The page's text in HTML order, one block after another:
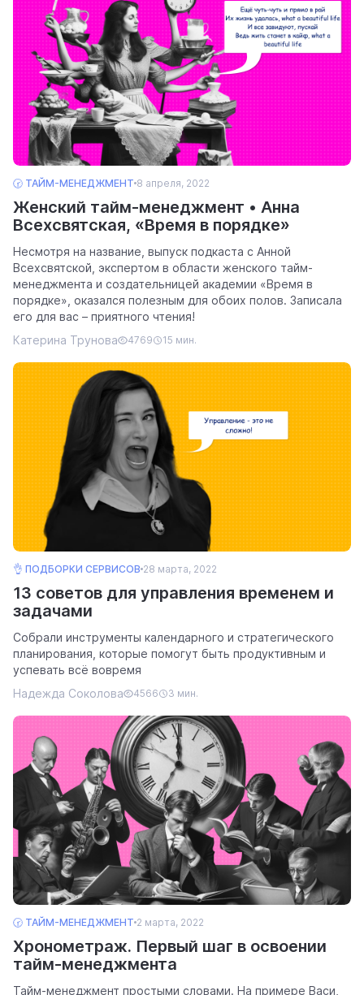
🕝 ТАЙМ-МЕНЕДЖМЕНТ 8 апреля, 2022
Женский тайм-менеджмент • Анна
Всехсвятская, «Время в порядке»
Несмотря на название, выпуск подкаста с Анной
Всехсвятской, экспертом в области женского тайм-
менеджмента и создательницей академии «Время в
порядке», оказался полезным для обоих полов. Записала
его для вас – приятного чтения!
Катерина Трунова
4769 15 мин.
👌 ПОДБОРКИ СЕРВИСОВ 28 марта, 2022
13 советов для управления временем и
задачами
Собрали инструменты календарного и стратегического
планирования, которые помогут быть продуктивным и
успевать всё вовремя
Надежда Соколова
4566 3 мин.
🕝 ТАЙМ-МЕНЕДЖМЕНТ 2 марта, 2022
Хронометраж. Первый шаг в освоении
тайм-менеджмента
Тайм-менеджмент простыми словами. На примере Васи,